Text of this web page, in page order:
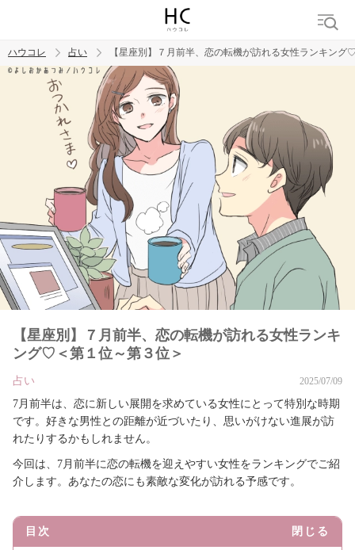
トレンド ワード
ハウコレ 占い 【星座別】７月前半、恋の転機が訪れる女性ランキン
【星座別】７月前半、恋の転機が訪れる女性ランキ
ング♡＜第１位～第３位＞
占い 2025/07/09
7月前半は、恋に新しい展開を求めている女性にとって特別な時期
です。好きな男性との距離が近づいたり、思いがけない進展が訪
れたりするかもしれません。
今回は、7月前半に恋の転機を迎えやすい女性をランキングでご紹
介します。あなたの恋にも素敵な変化が訪れる予感です。
目次 閉じる